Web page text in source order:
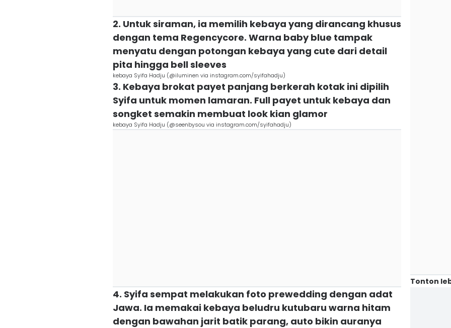
2. Untuk siraman, ia memilih kebaya yang dirancang khusus
dengan tema Regencycore. Warna baby blue tampak
menyatu dengan potongan kebaya yang cute dari detail
pita hingga bell sleeves
kebaya Syifa Hadju (@iluminen via instagram.com/syifahadju)
3. Kebaya brokat payet panjang berkerah kotak ini dipilih
Syifa untuk momen lamaran. Full payet untuk kebaya dan
songket semakin membuat look kian glamor
kebaya Syifa Hadju (@seenbysou via instagram.com/syifahadju)
4. Syifa sempat melakukan foto prewedding dengan adat
Jawa. Ia memakai kebaya beludru kutubaru warna hitam
dengan bawahan jarit batik parang, auto bikin auranya
Tonton